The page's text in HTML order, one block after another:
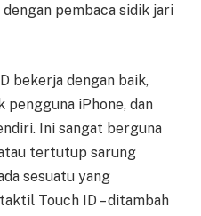
pembaca sidik jari
bekerja dengan baik,
pengguna iPhone, dan
Ini sangat berguna
tertutup sarung
sesuatu yang
Touch ID – ditambah